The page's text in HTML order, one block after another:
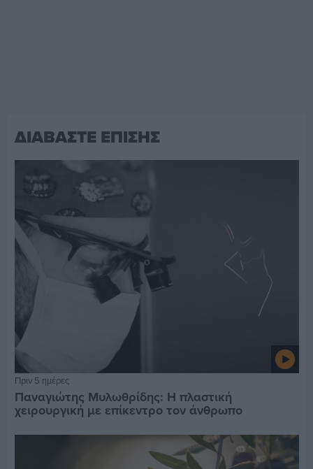
ΔΙΑΒΑΣΤΕ ΕΠΙΣΗΣ
Πριν 5 ημέρες
Παναγιώτης Μυλωθρίδης: Η πλαστική
χειρουργική με επίκεντρο τον άνθρωπο